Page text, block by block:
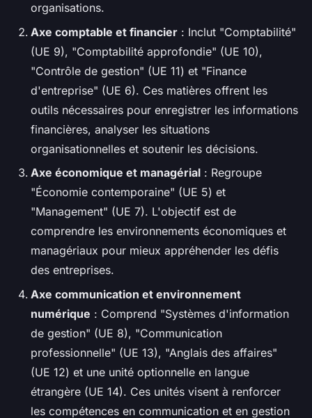
organisations.
Axe comptable et financier : Inclut "Comptabilité"
(UE 9), "Comptabilité approfondie" (UE 10),
"Contrôle de gestion" (UE 11) et "Finance
d'entreprise" (UE 6). Ces matières offrent les
outils nécessaires pour enregistrer les informations
financières, analyser les situations
organisationnelles et soutenir les décisions.
Axe économique et managérial : Regroupe
"Économie contemporaine" (UE 5) et
"Management" (UE 7). L'objectif est de
comprendre les environnements économiques et
managériaux pour mieux appréhender les défis
des entreprises.
Axe communication et environnement
numérique : Comprend "Systèmes d'information
de gestion" (UE 8), "Communication
professionnelle" (UE 13), "Anglais des affaires"
(UE 12) et une unité optionnelle en langue
étrangère (UE 14). Ces unités visent à renforcer
les compétences en communication et en gestion